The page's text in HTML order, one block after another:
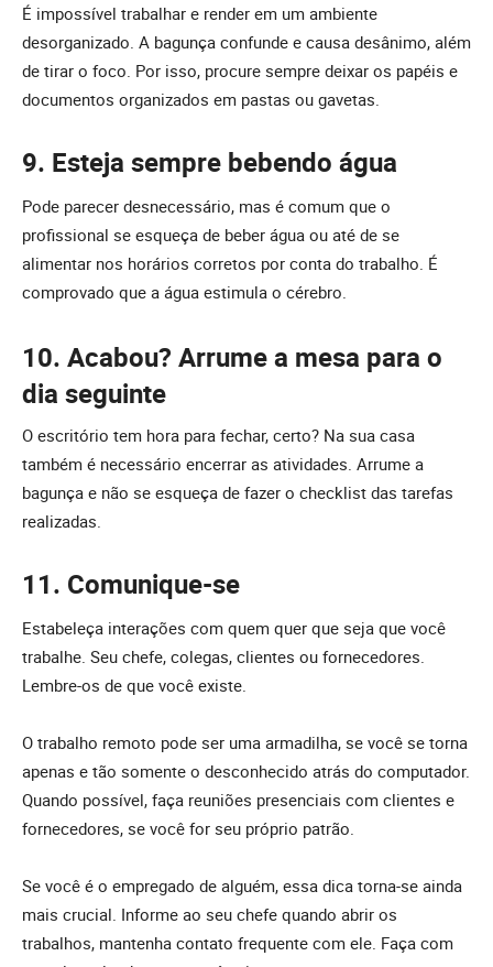
É impossível trabalhar e render em um ambiente
desorganizado. A bagunça confunde e causa desânimo, além
de tirar o foco. Por isso, procure sempre deixar os papéis e
documentos organizados em pastas ou gavetas.
9. Esteja sempre bebendo água
Pode parecer desnecessário, mas é comum que o
profissional se esqueça de beber água ou até de se
alimentar nos horários corretos por conta do trabalho. É
comprovado que a água estimula o cérebro.
10. Acabou? Arrume a mesa para o
dia seguinte
O escritório tem hora para fechar, certo? Na sua casa
também é necessário encerrar as atividades. Arrume a
bagunça e não se esqueça de fazer o checklist das tarefas
realizadas.
11. Comunique-se
Estabeleça interações com quem quer que seja que você
trabalhe. Seu chefe, colegas, clientes ou fornecedores.
Lembre-os de que você existe.
O trabalho remoto pode ser uma armadilha, se você se torna
apenas e tão somente o desconhecido atrás do computador.
Quando possível, faça reuniões presenciais com clientes e
fornecedores, se você for seu próprio patrão.
Se você é o empregado de alguém, essa dica torna-se ainda
mais crucial. Informe ao seu chefe quando abrir os
trabalhos, mantenha contato frequente com ele. Faça com